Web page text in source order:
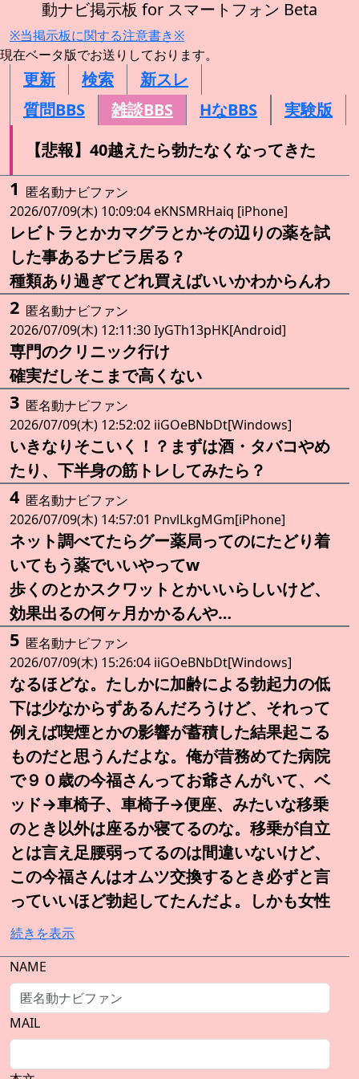
動ナビ掲示板 for スマートフォン Beta
※当掲示板に関する注意書き※
現在ベータ版でお送りしております。
更新 検索
新スレ
質問BBS
雑談BBS HなBBS
実験版
【悲報】40越えたら勃たなくなってきた
1 匿名動ナビファン
2026/07/09(木) 10:09:04 eKNSMRHaiq [iPhone]
レビトラとかカマグラとかその辺りの薬を試
した事あるナビラ居る？
種類あり過ぎてどれ買えばいいかわからんわ
2 匿名動ナビファン
2026/07/09(木) 12:11:30 IyGTh13pHK[Android]
専門のクリニック行け
確実だしそこまで高くない
3 匿名動ナビファン
2026/07/09(木) 12:52:02 iiGOeBNbDt[Windows]
いきなりそこいく！？まずは酒・タバコやめ
たり、下半身の筋トレしてみたら？
4 匿名動ナビファン
2026/07/09(木) 14:57:01 PnvlLkgMGm[iPhone]
ネット調べてたらグー薬局ってのにたどり着
いてもう薬でいいやってw
歩くのとかスクワットとかいいらしいけど、
効果出るの何ヶ月かかるんや…
5 匿名動ナビファン
2026/07/09(木) 15:26:04 iiGOeBNbDt[Windows]
なるほどな。たしかに加齢による勃起力の低
下は少なからずあるんだろうけど、それって
例えば喫煙とかの影響が蓄積した結果起こる
ものだと思うんだよな。俺が昔務めてた病院
で９０歳の今福さんってお爺さんがいて、ベ
ッド→車椅子、車椅子→便座、みたいな移乗
のとき以外は座るか寝てるのな。移乗が自立
とは言え足腰弱ってるのは間違いないけど、
この今福さんはオムツ交換するとき必ずと言
っていいほど勃起してたんだよ。しかも女性
続きを表示
NAME
MAIL